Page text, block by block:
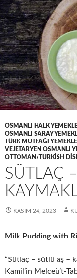
OSMANLI HALK
OSMANLI SARAY
TÜRK MUTFAĞI
VEJETARYEN OSMANLI
OTTOMAN/TURKISH
SÜTLAÇ
KASIM 24, 2023
Milk Pudding with
“Sütlaç – sütlü aş –
Kamil’in Melceü’t-